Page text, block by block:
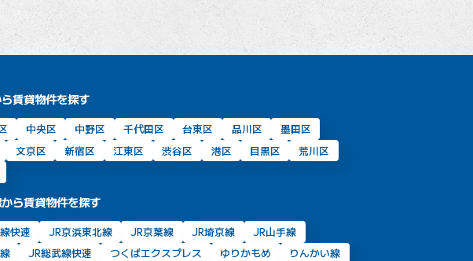
賃貸物件を探す
中央区 中野区 千代田区 台東区 品川区
墨田区
文京区 新宿区 江東区 渋谷区 港区 目黒区
荒川区
ら賃貸物件を探す
快速 JR京浜東北線 JR京葉線 JR埼京線
JR山手線
JR総武線快速 つくばエクスプレス ゆりかもめ
りんかい線